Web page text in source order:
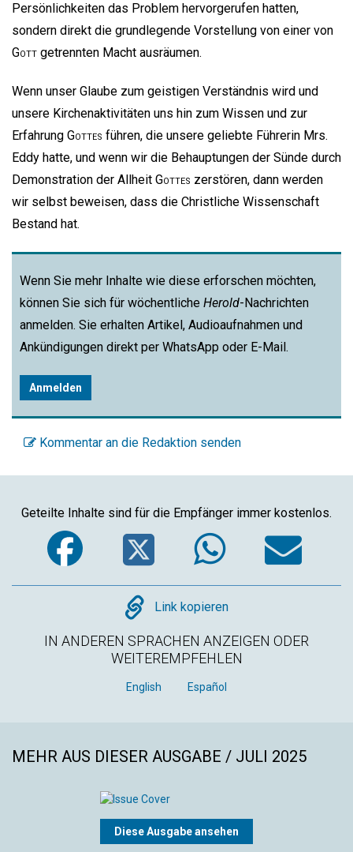
Persönlichkeiten das Problem hervorgerufen hatten,
sondern direkt die grundlegende Vorstellung von einer von
Gott getrennten Macht ausräumen.
Wenn unser Glaube zum geistigen Verständnis wird und
unsere Kirchenaktivitäten uns hin zum Wissen und zur
Erfahrung Gottes führen, die unsere geliebte Führerin Mrs.
Eddy hatte, und wenn wir die Behauptungen der Sünde durch
Demonstration der Allheit Gottes zerstören, dann werden
wir selbst beweisen, dass die Christliche Wissenschaft
Bestand hat.
Wenn Sie mehr Inhalte wie diese erforschen möchten,
können Sie sich für wöchentliche Herold-Nachrichten
anmelden. Sie erhalten Artikel, Audioaufnahmen und
Ankündigungen direkt per WhatsApp oder E-Mail.
Anmelden
Kommentar an die Redaktion senden
Geteilte Inhalte sind für die Empfänger immer kostenlos.
Facebook
Twitter
Copy
Link kopieren
IN ANDEREN SPRACHEN ANZEIGEN ODER
WEITEREMPFEHLEN
English Español
MEHR AUS DIESER AUSGABE / JULI 2025
Diese Ausgabe ansehen